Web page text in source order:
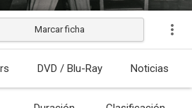
Estrenada
Marcar ficha
DVD / Blu-Ray Noticias